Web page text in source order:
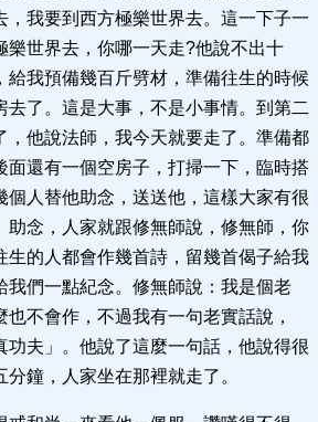
，我要到西方極樂世界去。這一下子一
樂世界去，你哪一天走?他說不出十
給我預備幾百斤劈材，準備往生的時候
去了。這是大事，不是小事情。到第二
，他說法師，我今天就要走了。準備都
面還有一個空房子，打掃一下，臨時搭
個人替他助念，送送他，這樣大家有很
助念，人家就跟修無師說，修無師，你
生的人都會作幾首詩，留幾首偈子給我
我們一點紀念。修無師說：我是個老
不會作，不過我有一句老實話說，
功夫」。他說了這麼一句話，他說得很
鐘，人家坐在那裡就走了。